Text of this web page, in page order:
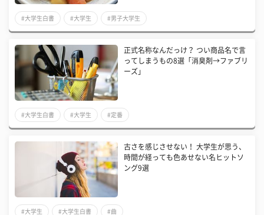
#大学生白書 #大学生 #男子大学生
正式名称なんだっけ？ つい商品名で言
ってしまうもの8選「消臭剤→ファブリ
ーズ」
#大学生白書 #大学生 #定番
古さを感じさせない！ 大学生が思う、
時間が経っても色あせない名ヒットソ
ング9選
#大学生 #大学生白書 #曲